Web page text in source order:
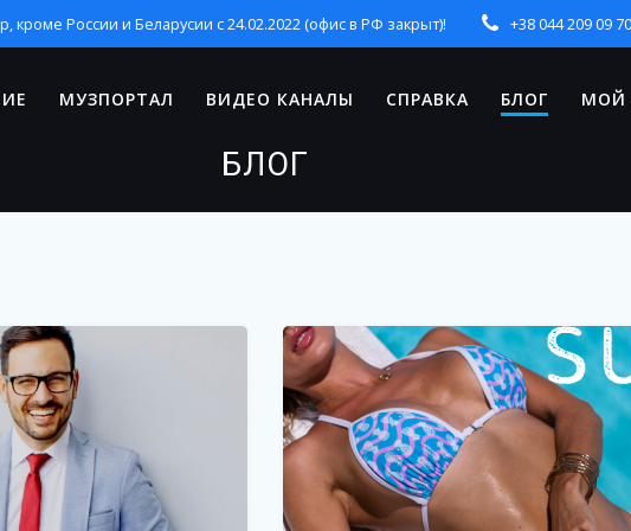
России и Беларусии с 24.02.2022 (офис в РФ закрыт)! +38 044 209 09 70
МУЗПОРТАЛ ВИДЕО КАНАЛЫ СПРАВКА БЛОГ МОЙ
БЛОГ